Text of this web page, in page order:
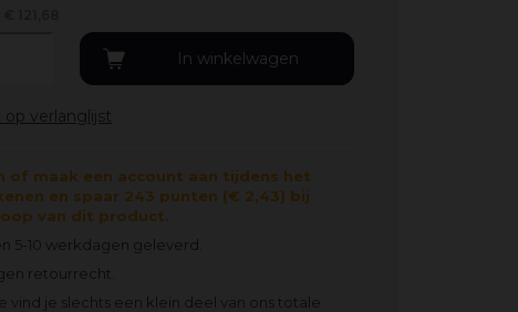
of maak een account aan tijdens het
en spaar 243 punten (€ 2,43) bij
van dit product.
5-10 werkdagen geleverd.
retourrecht.
vind je slechts een klein deel van ons totale